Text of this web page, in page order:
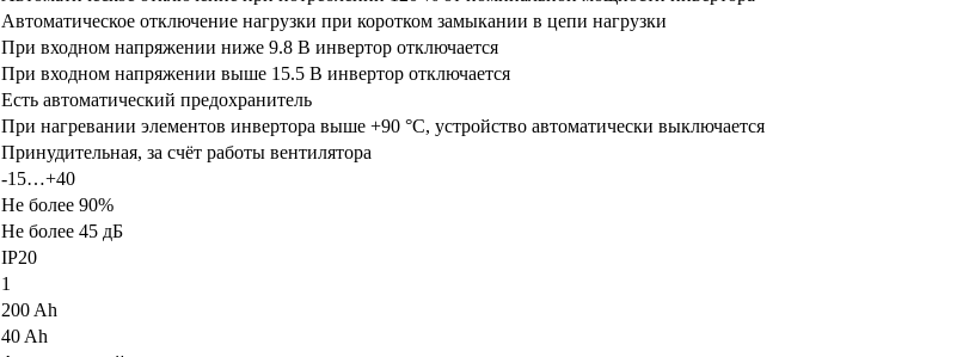
Автоматическое отключение нагрузки при коротком замыкании в цепи нагрузки
При входном напряжении ниже 9.8 В инвертор отключается
При входном напряжении выше 15.5 В инвертор отключается
Есть автоматический предохранитель
При нагревании элементов инвертора выше +90 °С, устройство автоматически выключается
Принудительная, за счёт работы вентилятора
-15…+40
Не более 90%
Не более 45 дБ
IP20
1
200 Ah
40 Ah